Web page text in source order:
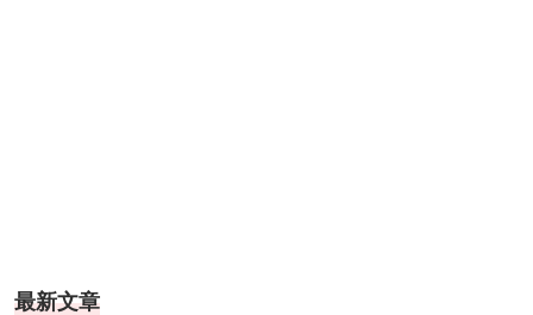
最新文章